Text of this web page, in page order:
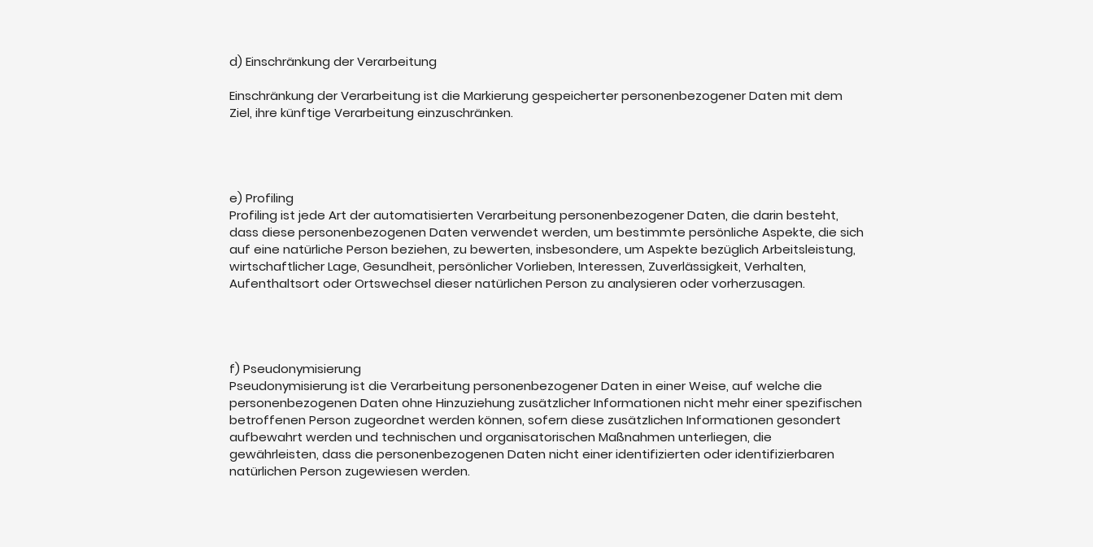
d) Einschränkung der Verarbeitung
Einschränkung der Verarbeitung ist die Markierung gespeicherter personenbezogener Daten mit dem
Ziel, ihre künftige Verarbeitung einzuschränken.
e) Profiling
Profiling ist jede Art der automatisierten Verarbeitung personenbezogener Daten, die darin besteht,
dass diese personenbezogenen Daten verwendet werden, um bestimmte persönliche Aspekte, die sich
auf eine natürliche Person beziehen, zu bewerten, insbesondere, um Aspekte bezüglich Arbeitsleistung,
wirtschaftlicher Lage, Gesundheit, persönlicher Vorlieben, Interessen, Zuverlässigkeit, Verhalten,
Aufenthaltsort oder Ortswechsel dieser natürlichen Person zu analysieren oder vorherzusagen.
f) Pseudonymisierung
Pseudonymisierung ist die Verarbeitung personenbezogener Daten in einer Weise, auf welche die
personenbezogenen Daten ohne Hinzuziehung zusätzlicher Informationen nicht mehr einer spezifischen
betroffenen Person zugeordnet werden können, sofern diese zusätzlichen Informationen gesondert
aufbewahrt werden und technischen und organisatorischen Maßnahmen unterliegen, die
gewährleisten, dass die personenbezogenen Daten nicht einer identifizierten oder identifizierbaren
natürlichen Person zugewiesen werden.